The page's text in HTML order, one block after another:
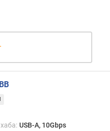
USB-A, 10Gbps